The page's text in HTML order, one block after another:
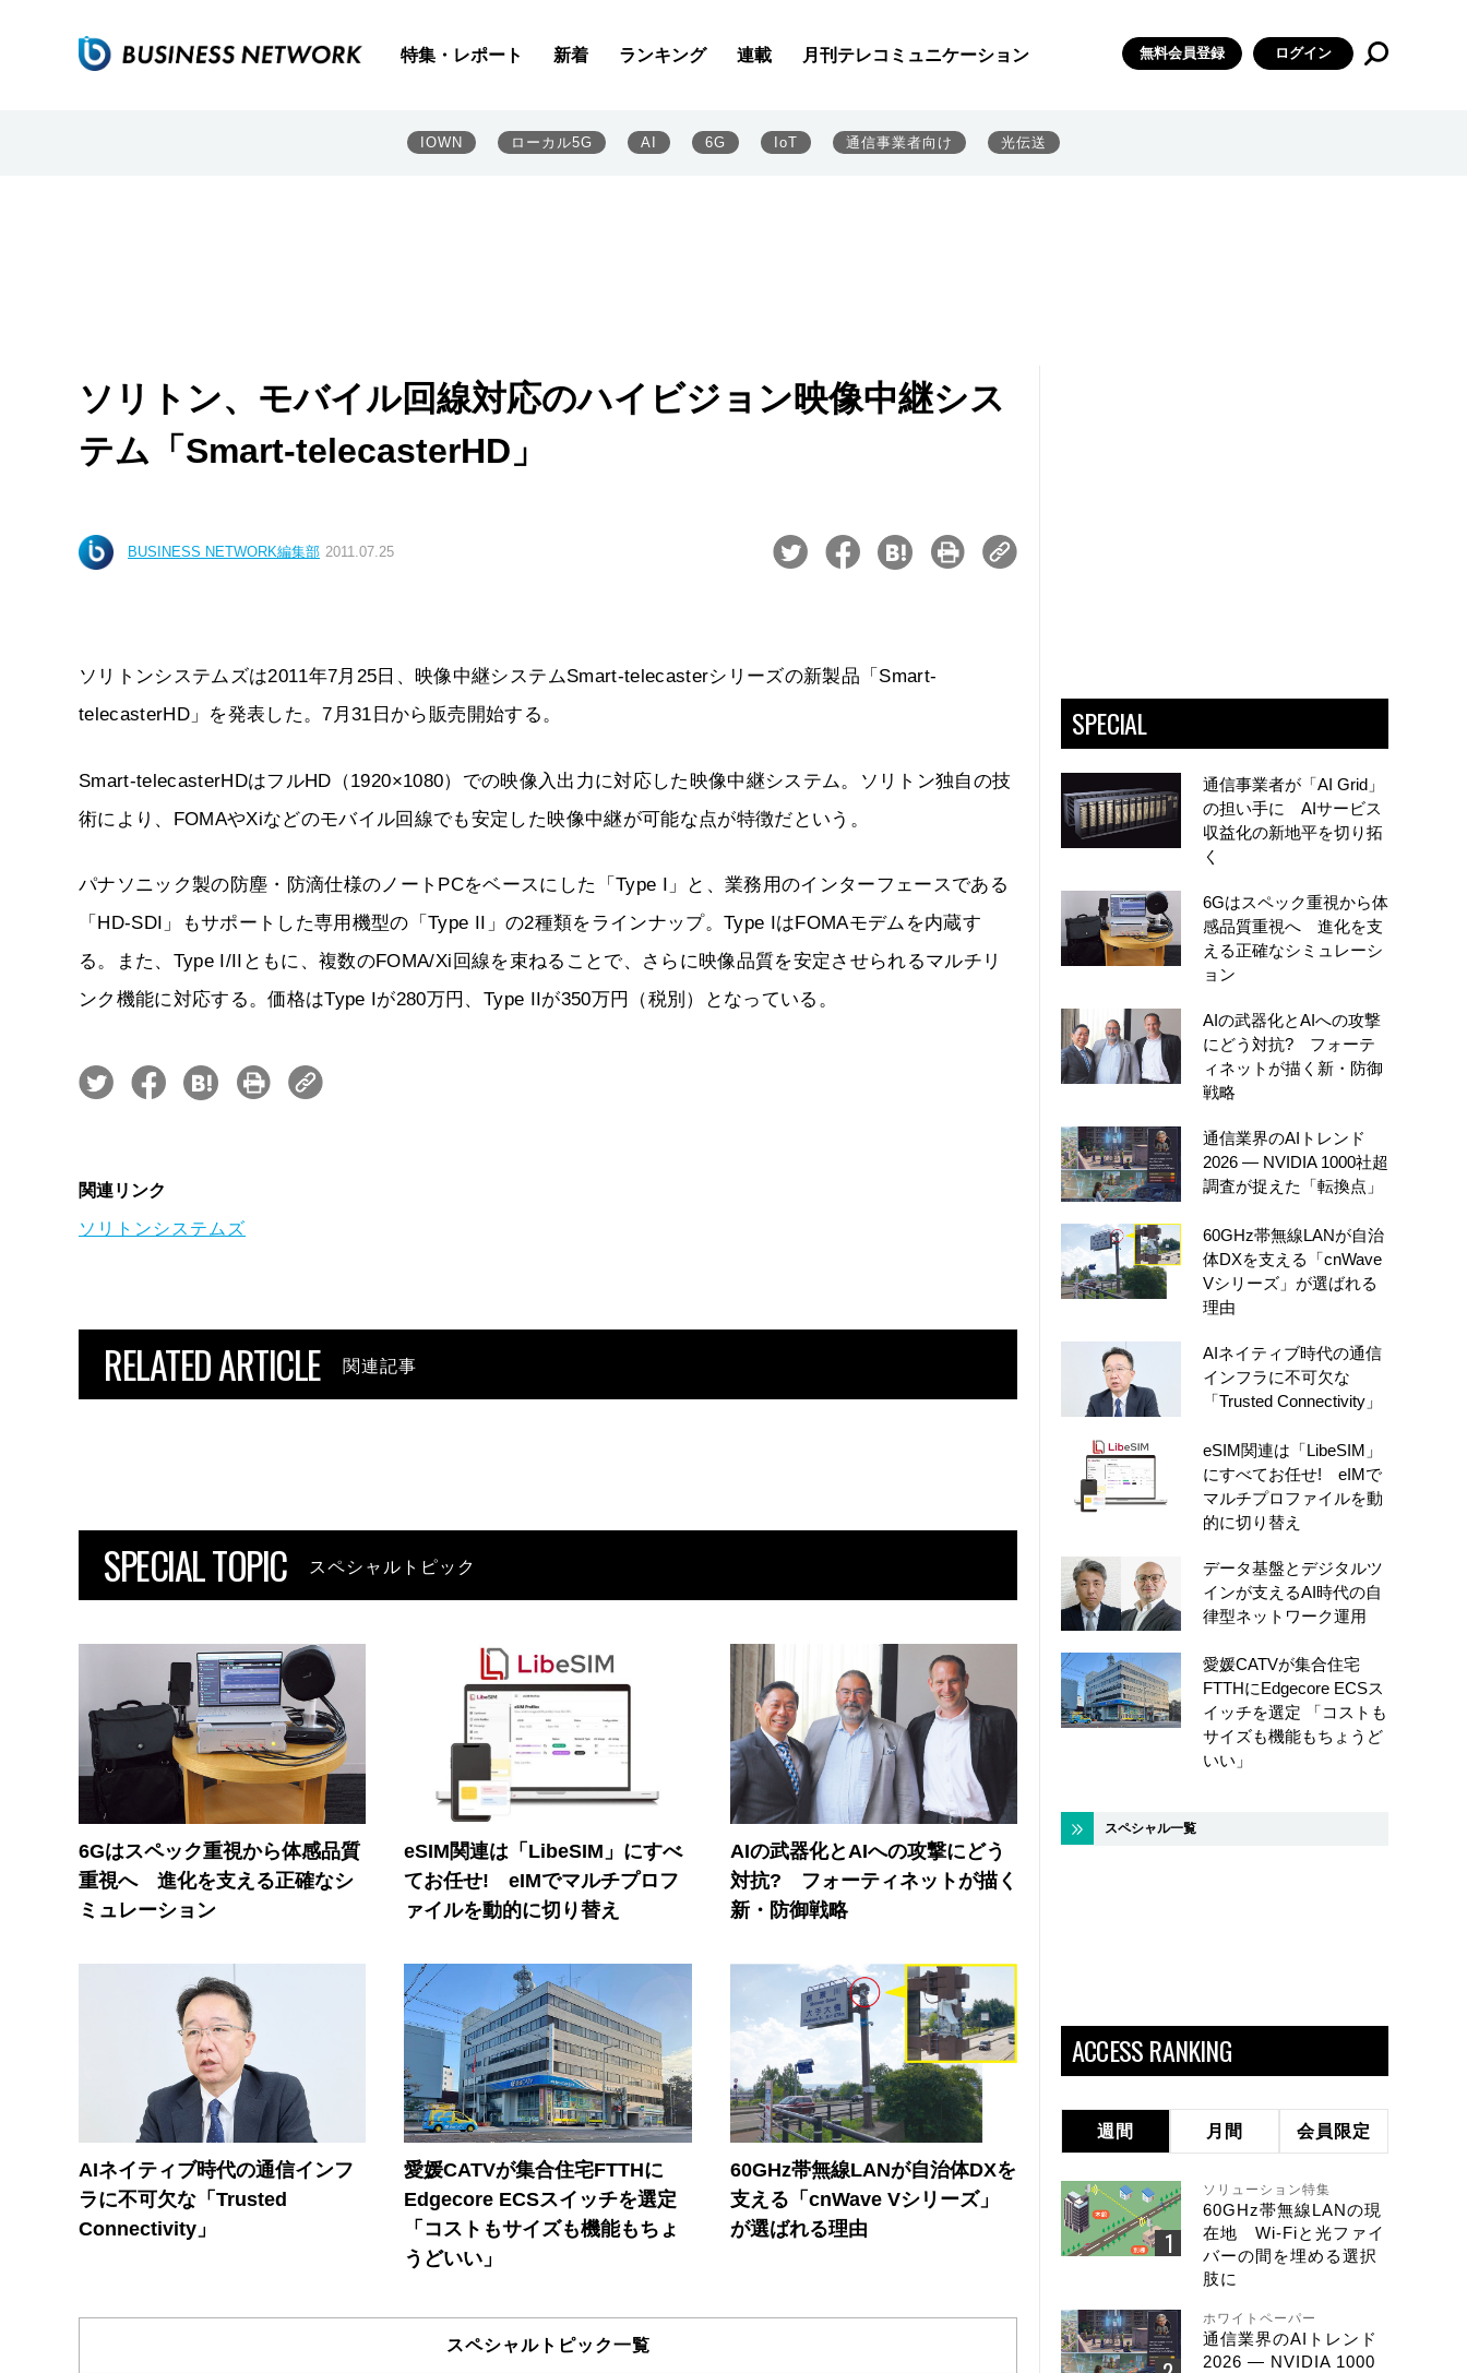
特集・レポート 新着 ランキング 連載 月刊テレコミュニケーション 無料会員登録 ログイン
IOWN ローカル5G AI 6G IoT 通信事業者向け 光伝送
ソリトン、モバイル回線対応のハイビジョン映像中継シス
テム「Smart-telecasterHD」
BUSINESS NETWORK編集部 2011.07.25
ソリトンシステムズは2011年7月25日、映像中継システムSmart-telecasterシリーズの新製品「Smart-
telecasterHD」を発表した。7月31日から販売開始する。
Smart-telecasterHDはフルHD（1920×1080）での映像入出力に対応した映像中継システム。ソリトン独自の技
術により、FOMAやXiなどのモバイル回線でも安定した映像中継が可能な点が特徴だという。
パナソニック製の防塵・防滴仕様のノートPCをベースにした「Type I」と、業務用のインターフェースである
「HD-SDI」もサポートした専用機型の「Type II」の2種類をラインナップ。Type IはFOMAモデムを内蔵す
る。また、Type I/IIともに、複数のFOMA/Xi回線を束ねることで、さらに映像品質を安定させられるマルチリ
ンク機能に対応する。価格はType Iが280万円、Type IIが350万円（税別）となっている。
関連リンク
ソリトンシステムズ
RELATED ARTICLE 関連記事
SPECIAL TOPIC スペシャルトピック
6Gはスペック重視から体感品質
重視へ 進化を支える正確なシ
ミュレーション
eSIM関連は「LibeSIM」にすべ
てお任せ! eIMでマルチプロフ
ァイルを動的に切り替え
AIの武器化とAIへの攻撃にどう
対抗? フォーティネットが描く
新・防御戦略
AIネイティブ時代の通信インフ
ラに不可欠な「Trusted
Connectivity」
愛媛CATVが集合住宅FTTHに
Edgecore ECSスイッチを選定
「コストもサイズも機能もちょ
うどいい」
60GHz帯無線LANが自治体DXを
支える「cnWave Vシリーズ」
が選ばれる理由
スペシャルトピック一覧
SPECIAL
通信事業者が「AI Grid」
の担い手に AIサービス
収益化の新地平を切り拓
く
6Gはスペック重視から体
感品質重視へ 進化を支
える正確なシミュレーシ
ョン
AIの武器化とAIへの攻撃
にどう対抗? フォーテ
ィネットが描く新・防御
戦略
通信業界のAIトレンド
2026 ― NVIDIA 1000社超
調査が捉えた「転換点」
60GHz帯無線LANが自治
体DXを支える「cnWave
Vシリーズ」が選ばれる
理由
AIネイティブ時代の通信
インフラに不可欠な
「Trusted Connectivity」
eSIM関連は「LibeSIM」
にすべてお任せ! eIMで
マルチプロファイルを動
的に切り替え
データ基盤とデジタルツ
インが支えるAI時代の自
律型ネットワーク運用
愛媛CATVが集合住宅
FTTHにEdgecore ECSス
イッチを選定 「コストも
サイズも機能もちょうど
いい」
スペシャル一覧
ACCESS RANKING
週間 月間 会員限定
ソリューション特集
60GHz帯無線LANの現
在地 Wi-Fiと光ファイ
バーの間を埋める選択
肢に
ホワイトペーパー
通信業界のAIトレンド
2026 ― NVIDIA 1000